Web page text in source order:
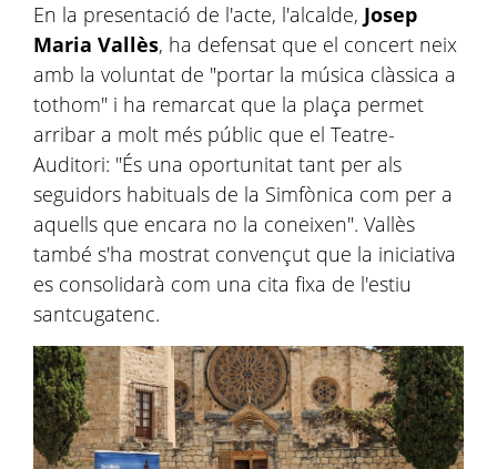
En la presentació de l'acte, l'alcalde, Josep
Maria Vallès, ha defensat que el concert neix
amb la voluntat de "portar la música clàssica a
tothom" i ha remarcat que la plaça permet
arribar a molt més públic que el Teatre-
Auditori: "És una oportunitat tant per als
seguidors habituals de la Simfònica com per a
aquells que encara no la coneixen". Vallès
també s'ha mostrat convençut que la iniciativa
es consolidarà com una cita fixa de l'estiu
santcugatenc.